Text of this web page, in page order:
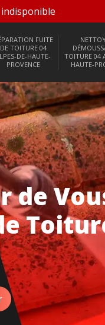
indisponible
FUITE
DE TOITURE 04
DE-HAUTE-
PROVENCE
TOITURE 04
HAUTE-
de